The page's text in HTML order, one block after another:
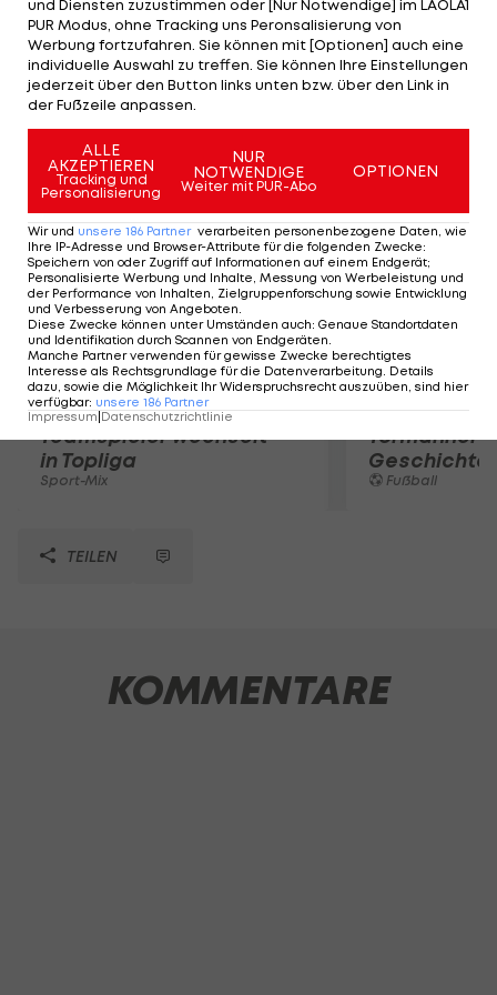
zu verlassen, eine großartige Organisation, vor der
ich viel Respekt habe, und unsere Fans, die so
großartig zu mir waren." Der Stürmer-Star erzielte
in 816 NHL-Spielen 417 Tore und leistete 399 Assists.
Mehr zum Thema
Karrieresprung! ÖVV-
Teamspieler wechselt
in Topliga
Sport-Mix
Die
Tormänner
Geschichte
Fußball
TEILEN
KOMMENTARE
und Diensten zuzustimmen oder [Nur Notwendige] im LAOLA1
PUR Modus, ohne Tracking uns Peronsalisierung von
Werbung fortzufahren. Sie können mit [Optionen] auch eine
individuelle Auswahl zu treffen. Sie können Ihre Einstellungen
jederzeit über den Button links unten bzw. über den Link in
der Fußzeile anpassen.
ALLE
AKZEPTIEREN
Tracking und
Personalisierung
NUR
NOTWENDIGE
Weiter mit PUR-Abo
OPTIONEN
Wir und unsere 186 Partner verarbeiten personenbezogene Daten, wie
Ihre IP-Adresse und Browser-Attribute für die folgenden Zwecke:
Speichern von oder Zugriff auf Informationen auf einem Endgerät;
Personalisierte Werbung und Inhalte, Messung von Werbeleistung und
der Performance von Inhalten, Zielgruppenforschung sowie Entwicklung
und Verbesserung von Angeboten.
Diese Zwecke können unter Umständen auch: Genaue Standortdaten
und Identifikation durch Scannen von Endgeräten.
Manche Partner verwenden für gewisse Zwecke berechtigtes
Interesse als Rechtsgrundlage für die Datenverarbeitung. Details
dazu, sowie die Möglichkeit Ihr Widerspruchsrecht auszuüben, sind hier
verfügbar: unsere 186 Partner
Impressum Datenschutzrichtlinie